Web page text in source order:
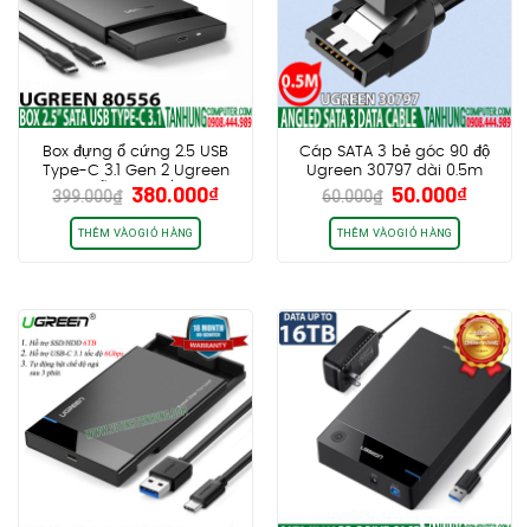
Box đựng ổ cứng 2.5 USB
Type-C 3.1 Gen 2 Ugreen
80556 hỗ trợ SSD/HDD lên
đến 10TB
399.000₫ Giá
gốc
là:
399.000₫.
380.000₫Giá
THÊM VÀO GIỎ HÀNG
Cáp SATA 3 bẻ góc 90 độ
Ugreen 30797 dài 0.5m
chính hãng cao cấp
60.000₫ Giá
gốc
là:
60.000₫.
50.000₫Giá
THÊM VÀO GIỎ HÀNG